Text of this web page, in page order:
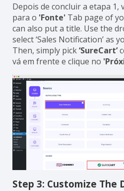
Depois de concluir a etapa 1,
para o 'Fonte' Tab page of
can also put a title. Use the
select ‘Sales Notification’ as
Then, simply pick‘SureCart’
vá em frente e clique no
Step 3: Customize The